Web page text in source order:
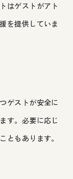
はゲストがアト
を提供していま
ゲストが安全に
す。必要に応じ
ともあります。